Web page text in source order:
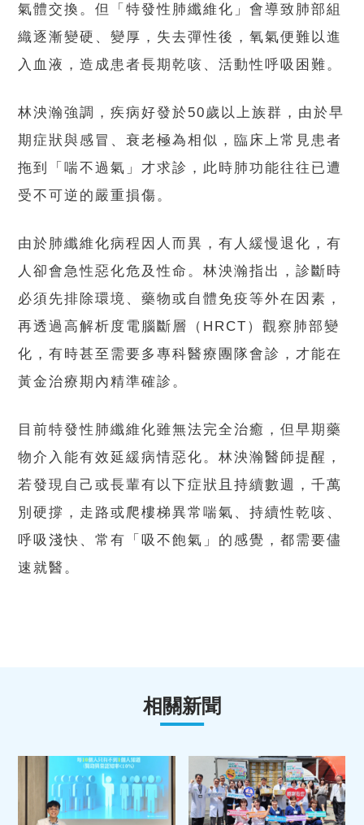
氣體交換。但「特發性肺纖維化」會導致肺部組
織逐漸變硬、變厚，失去彈性後，氧氣便難以進
入血液，造成患者長期乾咳、活動性呼吸困難。
林泱瀚強調，疾病好發於50歲以上族群，由於早
期症狀與感冒、衰老極為相似，臨床上常見患者
拖到「喘不過氣」才求診，此時肺功能往往已遭
受不可逆的嚴重損傷。
由於肺纖維化病程因人而異，有人緩慢退化，有
人卻會急性惡化危及性命。林泱瀚指出，診斷時
必須先排除環境、藥物或自體免疫等外在因素，
再透過高解析度電腦斷層（HRCT）觀察肺部變
化，有時甚至需要多專科醫療團隊會診，才能在
黃金治療期內精準確診。
目前特發性肺纖維化雖無法完全治癒，但早期藥
物介入能有效延緩病情惡化。林泱瀚醫師提醒，
若發現自己或長輩有以下症狀且持續數週，千萬
別硬撐，走路或爬樓梯異常喘氣、持續性乾咳、
呼吸淺快、常有「吸不飽氣」的感覺，都需要儘
速就醫。
相關新聞